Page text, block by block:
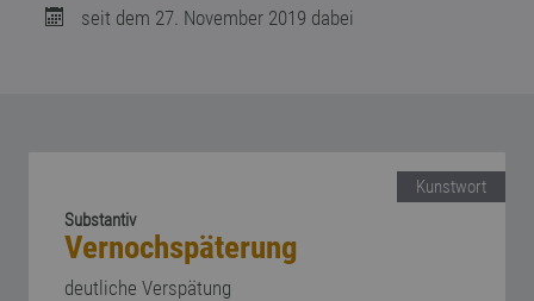
seit dem 27. November 2019 dabei
Kunstwort
Substantiv
Vernochspäterung
deutliche Verspätung